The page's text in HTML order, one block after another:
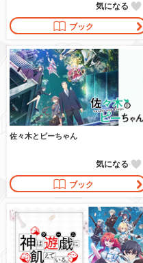
ブック
気になる
佐々木とピーちゃん
ブック
気になる